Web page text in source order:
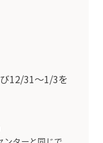
12/31～1/3を